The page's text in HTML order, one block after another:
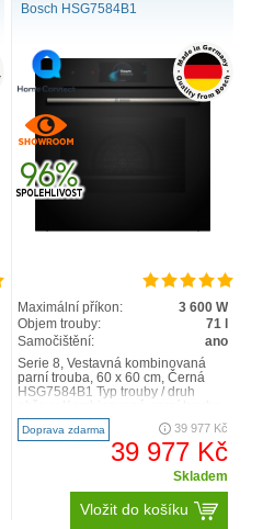
Bosch HSG7584B1
Maximální příkon:
3 600 W
Objem trouby:
71 l
Samočištění:
ano
Serie 8, Vestavná kombinovaná
parní trouba, 60 x 60 cm, Černá
HSG7584B1 Typ trouby / druh
s 23 druhy ohřevu: 4..
Doprava zdarma 39 977 Kč
39 977 Kč
Skladem
Vložit do košíku